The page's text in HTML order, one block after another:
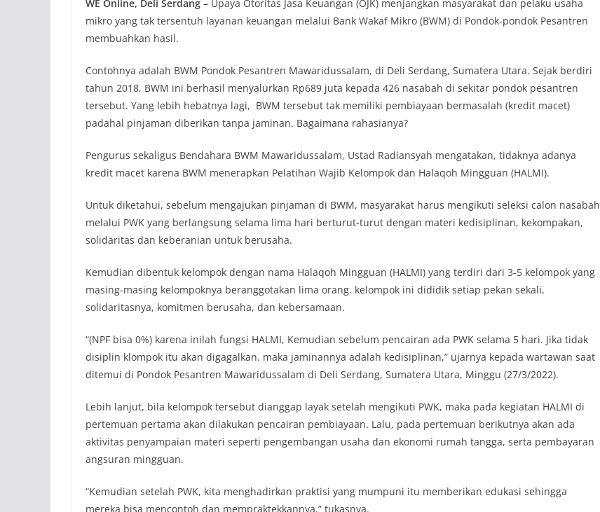
WE Online, Deli Serdang – Upaya Otoritas Jasa Keuangan (OJK) menjangkan masyarakat dan pelaku usaha
mikro yang tak tersentuh layanan keuangan melalui Bank Wakaf Mikro (BWM) di Pondok-pondok Pesantren
membuahkan hasil.
Contohnya adalah BWM Pondok Pesantren Mawaridussalam, di Deli Serdang, Sumatera Utara. Sejak berdiri
tahun 2018, BWM ini berhasil menyalurkan Rp689 juta kepada 426 nasabah di sekitar pondok pesantren
tersebut. Yang lebih hebatnya lagi, BWM tersebut tak memiliki pembiayaan bermasalah (kredit macet)
padahal pinjaman diberikan tanpa jaminan. Bagaimana rahasianya?
Pengurus sekaligus Bendahara BWM Mawaridussalam, Ustad Radiansyah mengatakan, tidaknya adanya
kredit macet karena BWM menerapkan Pelatihan Wajib Kelompok dan Halaqoh Mingguan (HALMI).
Untuk diketahui, sebelum mengajukan pinjaman di BWM, masyarakat harus mengikuti seleksi calon nasabah
melalui PWK yang berlangsung selama lima hari berturut-turut dengan materi kedisiplinan, kekompakan,
solidaritas dan keberanian untuk berusaha.
Kemudian dibentuk kelompok dengan nama Halaqoh Mingguan (HALMI) yang terdiri dari 3-5 kelompok yang
masing-masing kelompoknya beranggotakan lima orang. kelompok ini dididik setiap pekan sekali,
solidaritasnya, komitmen berusaha, dan kebersamaan.
“(NPF bisa 0%) karena inilah fungsi HALMI, Kemudian sebelum pencairan ada PWK selama 5 hari. Jika tidak
disiplin klompok itu akan digagalkan. maka jaminannya adalah kedisiplinan,” ujarnya kepada wartawan saat
ditemui di Pondok Pesantren Mawaridussalam di Deli Serdang, Sumatera Utara, Minggu (27/3/2022).
Lebih lanjut, bila kelompok tersebut dianggap layak setelah mengikuti PWK, maka pada kegiatan HALMI di
pertemuan pertama akan dilakukan pencairan pembiayaan. Lalu, pada pertemuan berikutnya akan ada
aktivitas penyampaian materi seperti pengembangan usaha dan ekonomi rumah tangga, serta pembayaran
angsuran mingguan.
“Kemudian setelah PWK, kita menghadirkan praktisi yang mumpuni itu memberikan edukasi sehingga
mereka bisa mencontoh dan mempraktekkannya,” tukasnya.